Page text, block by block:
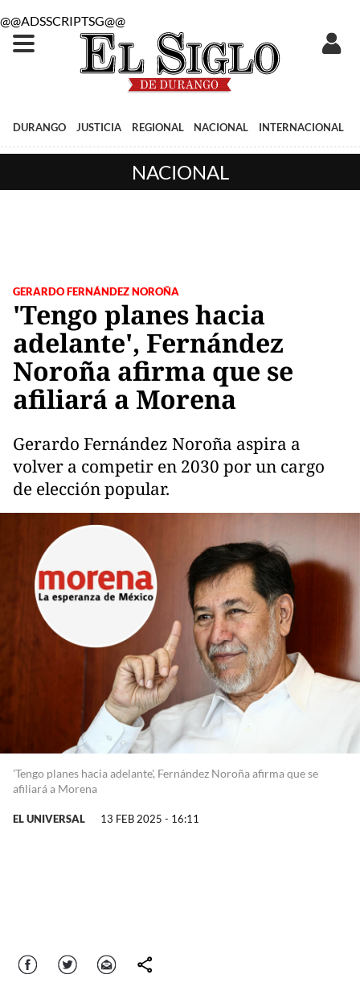
@@ADSSCRIPTSG@@
DURANGO JUSTICIA REGIONAL NACIONAL INTERNACIONAL
NACIONAL
GERARDO FERNÁNDEZ NOROÑA
'Tengo planes hacia
adelante', Fernández
Noroña afirma que se
afiliará a Morena
Gerardo Fernández Noroña aspira a
volver a competir en 2030 por un cargo
de elección popular.
'Tengo planes hacia adelante', Fernández Noroña afirma que se
afiliará a Morena
EL UNIVERSAL 13 FEB 2025 - 16:11
Facebook Twitter Correo comparte